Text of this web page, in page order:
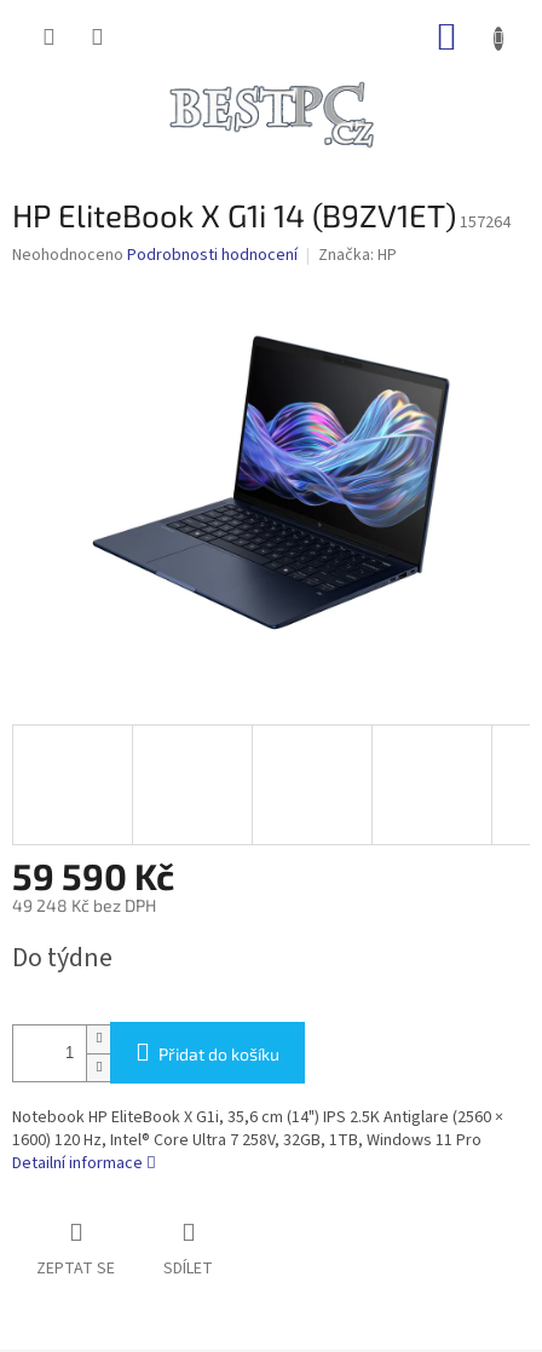
HP EliteBook X G1i 14 (B9ZV1ET) 157264
Průměrné
Neohodnoceno Podrobnosti hodnocení Značka: HP
59 590 Kč
49 248 Kč bez DPH
cena:
Do týdne
Přidat do košíku
Notebook HP EliteBook X G1i, 35,6 cm (14") IPS 2.5K Antiglare (2560 ×
1600) 120 Hz, Intel® Core Ultra 7 258V, 32GB, 1TB, Windows 11 Pro
Detailní informace
ZEPTAT SE SDÍLET